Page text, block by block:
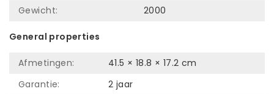
Gewicht:
2000
General properties
Afmetingen:
41.5 × 18.8 × 17.2 cm
Garantie:
2 jaar